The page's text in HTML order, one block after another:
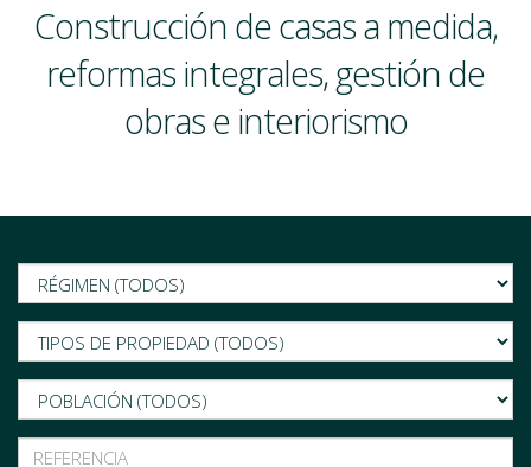
Construcción de casas a medida,
reformas integrales, gestión de
obras e interiorismo